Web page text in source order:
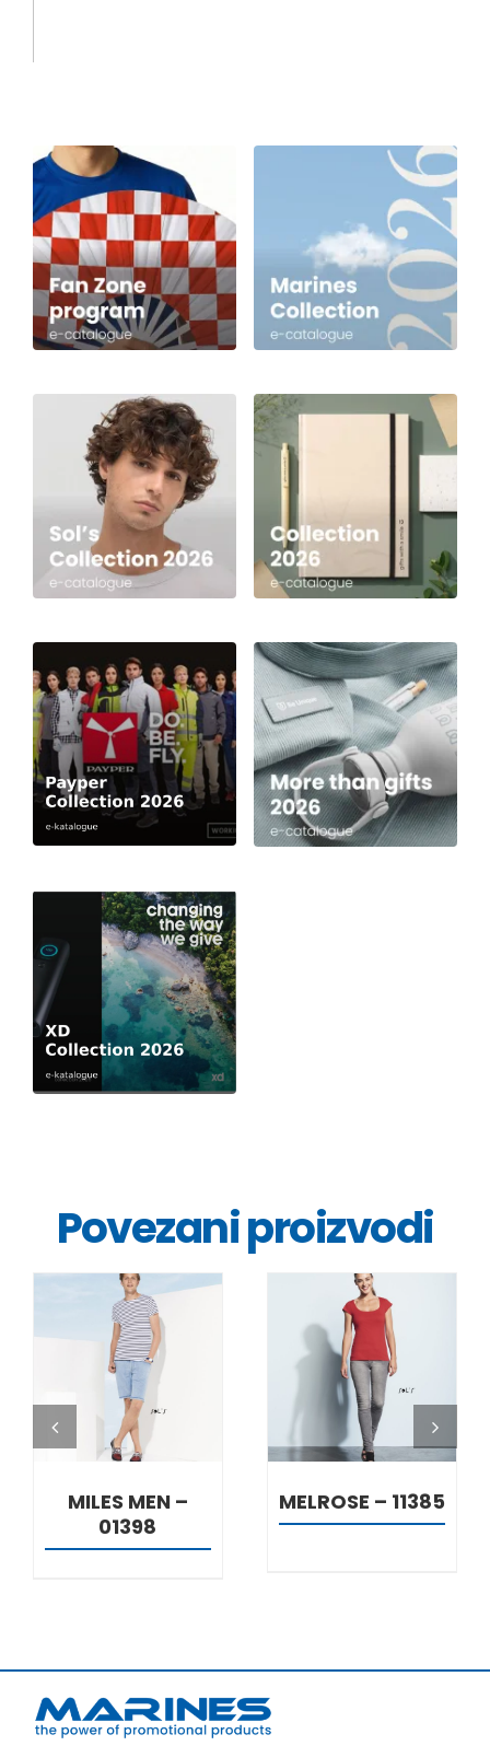
Povezani proizvodi
DETALJI
MILES MEN –
01398
DETALJI
MELROSE – 11385